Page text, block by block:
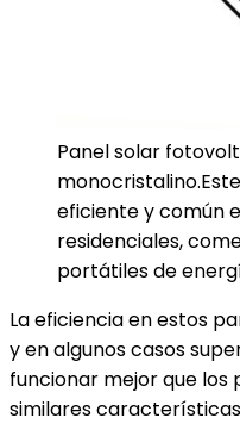
Panel solar
eficiente y común
residenciales,
portátiles de
La eficiencia en estos
y en algunos casos
funcionar mejor que los
similares